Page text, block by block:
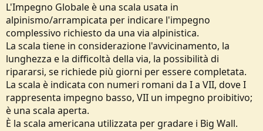
e
i
o
n
d
a
t
e
L'Impegno Globale è una scala usata in
alpinismo/arrampicata per indicare l'impegno
complessivo richiesto da una via alpinistica.
La scala tiene in considerazione l'avvicinamento, la
lunghezza e la difficoltà della via, la possibilità di
ripararsi, se richiede più giorni per essere completata.
La scala è indicata con numeri romani da I a VII, dove I
rappresenta impegno basso, VII un impegno proibitivo;
è una scala aperta.
È la scala americana utilizzata per gradare i Big Wall.